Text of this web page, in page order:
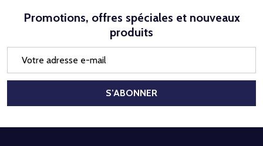
Promotions, offres spéciales et nouveaux
produits
mail
S’ABONNER